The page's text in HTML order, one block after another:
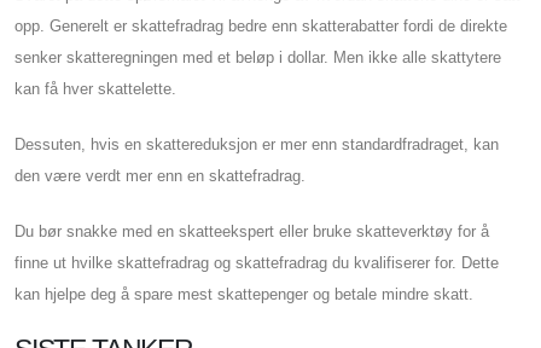
opp. Generelt er skattefradrag bedre enn skatterabatter fordi de direkte
senker skatteregningen med et beløp i dollar. Men ikke alle skattytere
kan få hver skattelette.
Dessuten, hvis en skattereduksjon er mer enn standardfradraget, kan
den være verdt mer enn en skattefradrag.
Du bør snakke med en skatteekspert eller bruke skatteverktøy for å
finne ut hvilke skattefradrag og skattefradrag du kvalifiserer for. Dette
kan hjelpe deg å spare mest skattepenger og betale mindre skatt.